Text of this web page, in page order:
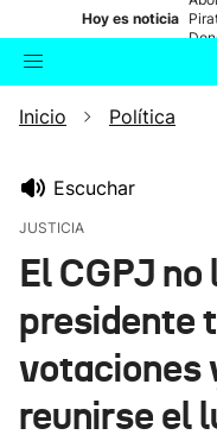
Hoy es noticia
Buscador
Inicio Política
Escuchar
JUSTICIA
El CGPJ
presidente
votaciones
reunirse el